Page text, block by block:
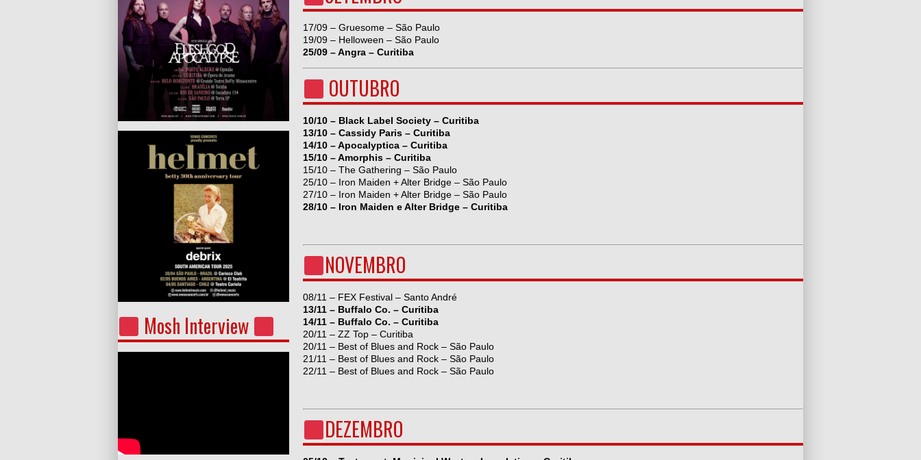
Mosh Interview
17/09 – Gruesome – São Paulo
19/09 – Helloween – São Paulo
25/09 – Angra – Curitiba
OUTUBRO
10/10 – Black Label Society – Curitiba
13/10 – Cassidy Paris – Curitiba
14/10 – Apocalyptica – Curitiba
15/10 – Amorphis – Curitiba
15/10 – The Gathering – São Paulo
25/10 – Iron Maiden + Alter Bridge – São Paulo
27/10 – Iron Maiden + Alter Bridge – São Paulo
28/10 – Iron Maiden e Alter Bridge – Curitiba
NOVEMBRO
08/11 – FEX Festival – Santo André
13/11 – Buffalo Co. – Curitiba
14/11 – Buffalo Co. – Curitiba
20/11 – ZZ Top – Curitiba
20/11 – Best of Blues and Rock – São Paulo
21/11 – Best of Blues and Rock – São Paulo
22/11 – Best of Blues and Rock – São Paulo
DEZEMBRO